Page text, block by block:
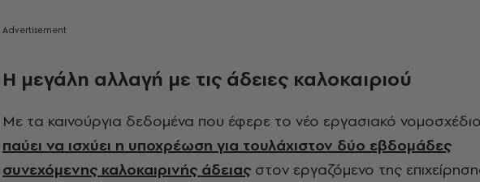
Η μεγάλη αλλαγή με τις άδειες καλοκαιριού
Με τα καινούργια δεδομένα που έφερε το νέο εργασιακό
παύει να ισχύει η υποχρέωση για τουλάχιστον δύο εβδομάδες
συνεχόμενης καλοκαιρινής άδειας στον εργαζόμενο της